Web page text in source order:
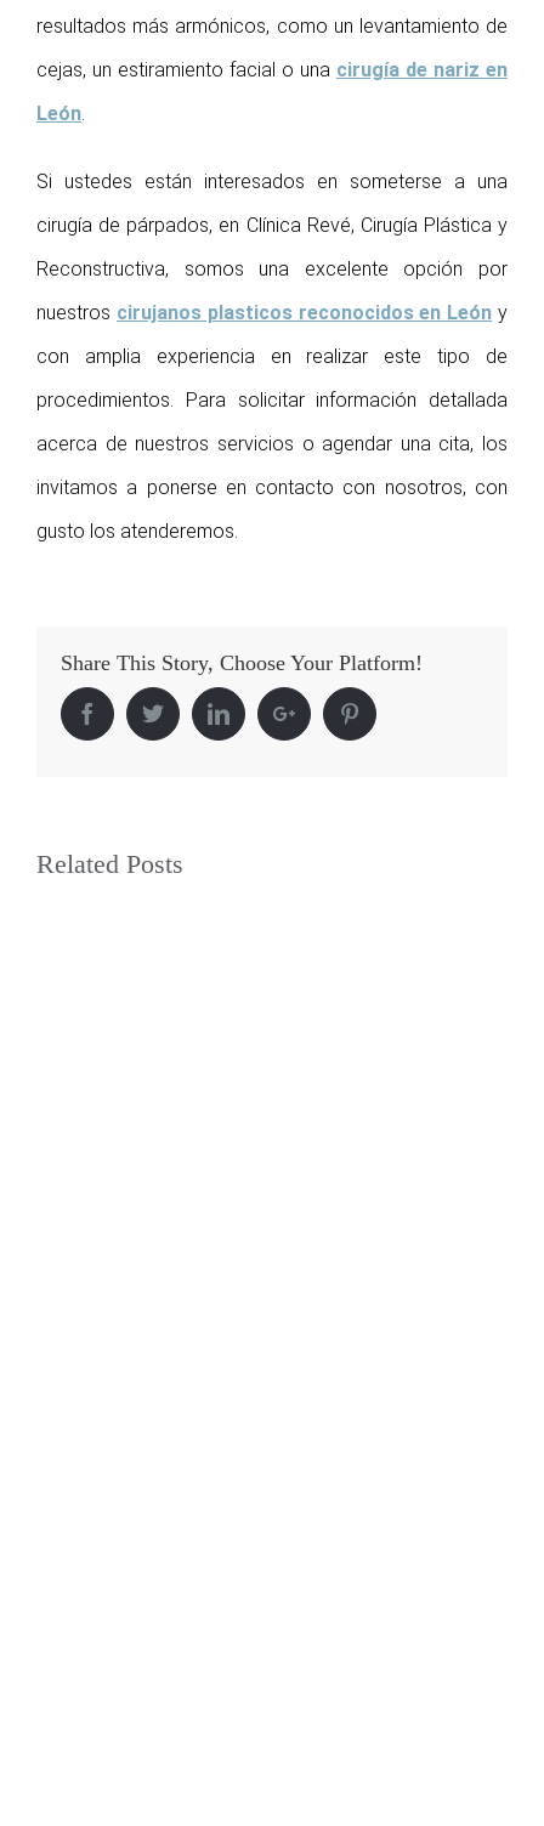
resultados más armónicos, como un levantamiento de
cejas, un estiramiento facial o una cirugía de nariz en
León.
Si ustedes están interesados en someterse a una
cirugía de párpados, en Clínica Revé, Cirugía Plástica y
Reconstructiva, somos una excelente opción por
nuestros cirujanos plasticos reconocidos en León y
con amplia experiencia en realizar este tipo de
procedimientos. Para solicitar información detallada
acerca de nuestros servicios o agendar una cita, los
invitamos a ponerse en contacto con nosotros, con
gusto los atenderemos.
Share This Story, Choose Your Platform!
FacebookTwitterLinkedinGoogle+ Pinterest
Related Posts